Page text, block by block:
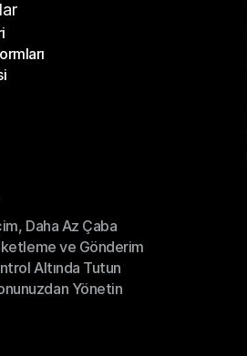
Daha Az Çaba
Daha Az Çaba
ve Gönderim
ve Gönderim
Altında Tutun
Altında Tutun
Yönetin